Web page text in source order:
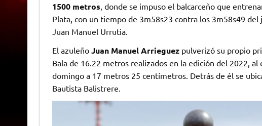
1500 metros , donde se impuso el balcarceño que
Plata, con un tiempo de 3m58s23 contra los 3m58s49
Juan Manuel Urrutia.
El azuleño Juan Manuel Arrieguezpulverizó su propio
Bala de 16.22 metros realizados en la edición del 2022,
domingo a 17 metros 25 centímetros. Detrás de él se
Bautista Balistrere.